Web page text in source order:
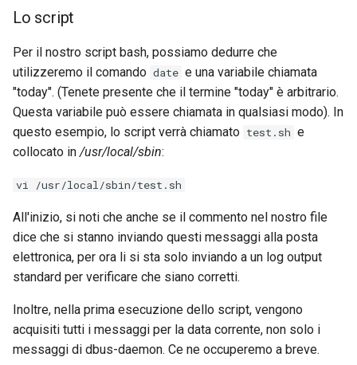
Lo script
Per il nostro script bash, possiamo dedurre che
utilizzeremo il comando date e una variabile chiamata
"today". (Tenete presente che il termine "today" è arbitrario.
Questa variabile può essere chiamata in qualsiasi modo). In
questo esempio, lo script verrà chiamato test.sh e
collocato in/usr/local/sbin:
vi /usr/local/sbin/test.sh
All'inizio, si noti che anche se il commento nel nostro file
dice che si stanno inviando questi messaggi alla posta
elettronica, per ora li si sta solo inviando a un log output
standard per verificare che siano corretti.
Inoltre, nella prima esecuzione dello script, vengono
acquisiti tutti i messaggi per la data corrente, non solo i
messaggi di dbus-daemon. Ce ne occuperemo a breve.